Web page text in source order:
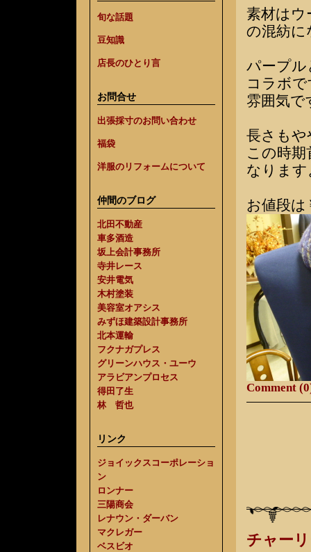
旬な話題
豆知識
店長のひとり言
お問合せ
出張採寸のお問い合わせ
福袋
洋服のリフォームについて
仲間のブログ
北田不動産
車多酒造
坂上会計事務所
寺井レース
安井電気
木村塗装
美容室オアシス
みずほ建築設計事務所
北本運輸
フクナガプレス
グリーンハウス・ユーウ
アラビアンプロセス
得田了生
林 哲也
リンク
ジョイックスコーポレーショ
ン
ロンナー
三陽商会
レナウン・ダーバン
マクレガー
ベスビオ
素材はウ
の混紡に
パープル
コラボ
雰囲気で
長さも
この時
なります
お値段は
Comment
チャー